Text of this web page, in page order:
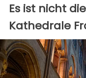
Es ist nicht
Kathedrale